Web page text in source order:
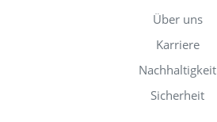
Über uns
Karriere
Nachhaltigkeit
Sicherheit